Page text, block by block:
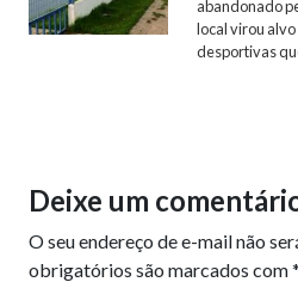
abandonado
local virou
desportivas
Deixe um
O seu endereço de e-mail não
obrigatórios são marcados com*